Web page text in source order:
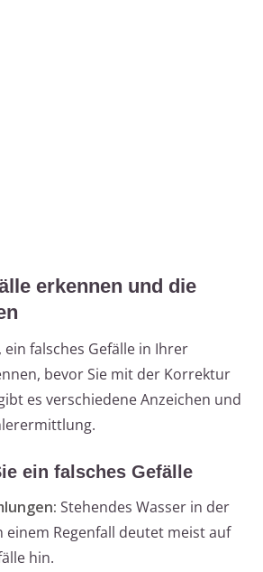
erkennen und die
ein falsches Gefälle in Ihrer
bevor Sie mit der Korrektur
es verschiedene Anzeichen und
ein falsches Gefälle
Stehendes Wasser in der
einem Regenfall deutet meist auf
hin.